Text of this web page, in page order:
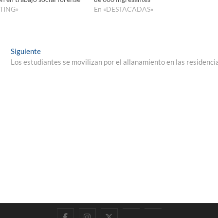
En «DESTACADAS»
SiguienteEntrada
siguiente:
Los estudiantes se movilizan por el allanamiento en las